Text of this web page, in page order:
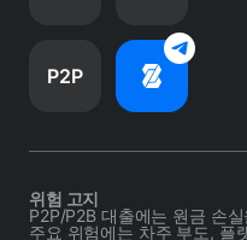
P2P
위험 고지
P2P/P2B 대출에는 원금 손
주요 위험에는 차주 부도, 플